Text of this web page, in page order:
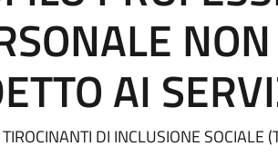
AI
DI INCLUSIONE SOCIALE